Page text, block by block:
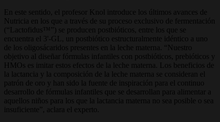
En este sentido, el profesor Knol introduce los últimos avances de
Nutricia en los que a través de su proceso exclusivo de fermentación
(“Lactofidus™”) se producen postbióticos, entre los que se
encuentra el 3'-GL, un postbiótico estructuralmente idéntico a uno
de los oligosácaridos presentes en la leche materna. “Nuestro
objetivo al diseñar fórmulas infantiles con postbióticos, prebióticos y
HMOs es imitar estos efectos de la leche materna. Los beneficios de
la lactancia y la composición de la leche materna se consideran el
patrón de oro y han sido la fuente de inspiración para el continuo
desarrollo de fórmulas infantiles que se desarrollan para alimentar a
aquellos niños para los que la lactancia materna no sea posible o sea
insuficiente”, aclara el experto.